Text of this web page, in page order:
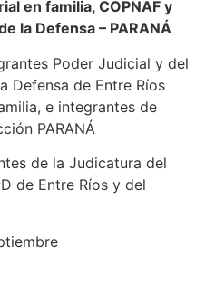
en familia, COPNAF y
la Defensa – PARANÁ
Poder Judicial y del
Defensa de Entre Ríos
e integrantes de
PARANÁ
de la Judicatura del
de Entre Ríos y del